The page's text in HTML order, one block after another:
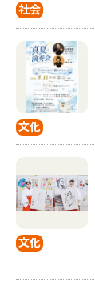
社会
文化
文化